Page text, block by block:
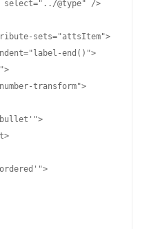
select="../@type" />
sets="attsItem">
end()">
transform">